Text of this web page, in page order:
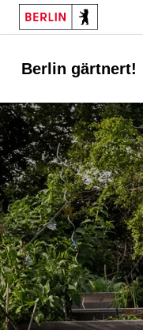
Berlin gärtnert!